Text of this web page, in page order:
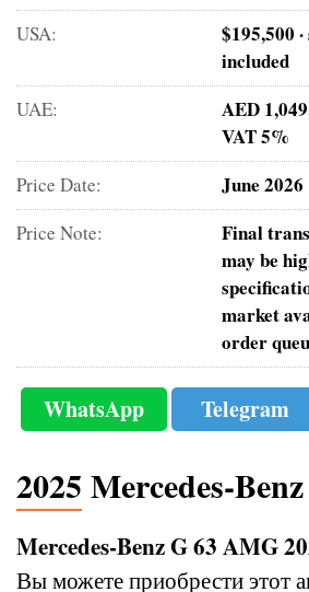
USA:
$195,500
included
UAE:
AED
VAT 5%
Price Date: June 2026
Price Note:
Final
may be
market
order
WhatsApp Telegram
2025 Mercedes-
Mercedes-Benz G 63 AMG
Вы можете приобрести этот